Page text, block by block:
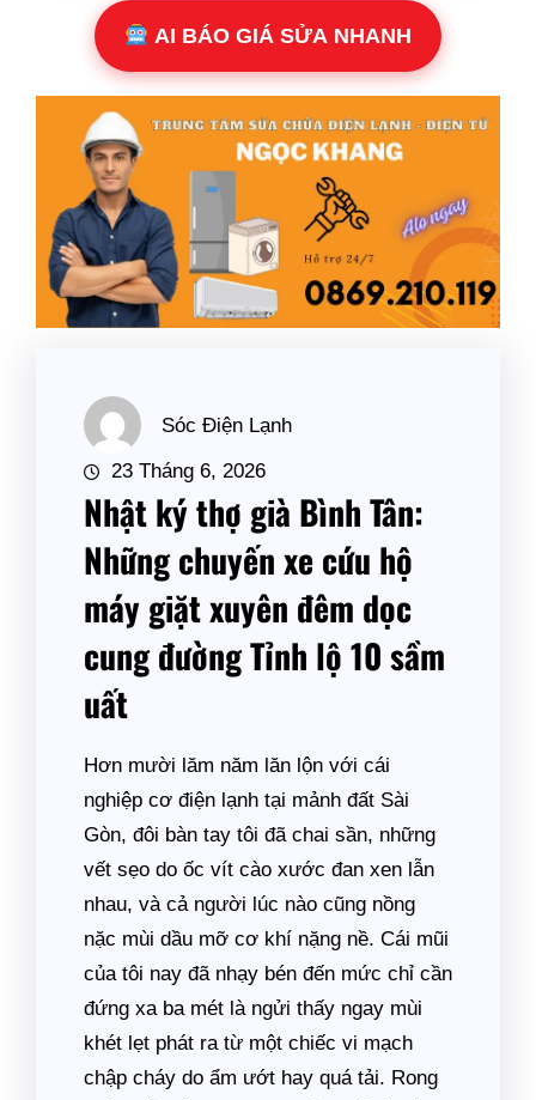
AI BÁO GIÁ SỬA NHANH
Sóc Điện Lạnh
23 Tháng 6, 2026
Nhật ký thợ già Bình Tân:
Những chuyến xe cứu hộ
máy giặt xuyên đêm dọc
cung đường Tỉnh lộ 10 sầm
uất
Hơn mười lăm năm lăn lộn với cái
nghiệp cơ điện lạnh tại mảnh đất Sài
Gòn, đôi bàn tay tôi đã chai sần, những
vết sẹo do ốc vít cào xước đan xen lẫn
nhau, và cả người lúc nào cũng nồng
nặc mùi dầu mỡ cơ khí nặng nề. Cái mũi
của tôi nay đã nhạy bén đến mức chỉ cần
đứng xa ba mét là ngửi thấy ngay mùi
khét lẹt phát ra từ một chiếc vi mạch
chập cháy do ẩm ướt hay quá tải. Rong